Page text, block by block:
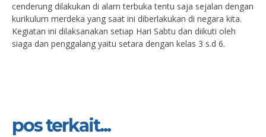
cenderung dilakukan di alam terbuka tentu saja sejalan dengan
kurikulum merdeka yang saat ini diberlakukan di negara kita.
Kegiatan ini dilaksanakan setiap Hari Sabtu dan diikuti oleh
siaga dan penggalang yaitu setara dengan kelas 3 s.d 6.
pos terkait...